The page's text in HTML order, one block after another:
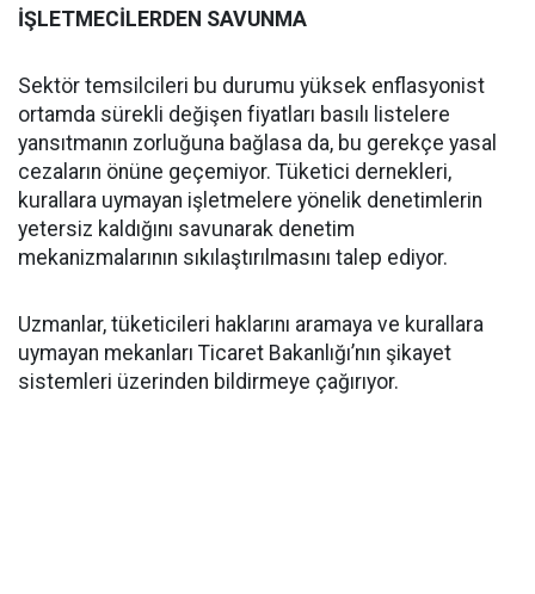
İŞLETMECİLERDEN SAVUNMA
Sektör temsilcileri bu durumu yüksek enflasyonist
ortamda sürekli değişen fiyatları basılı listelere
yansıtmanın zorluğuna bağlasa da, bu gerekçe yasal
cezaların önüne geçemiyor. Tüketici dernekleri,
kurallara uymayan işletmelere yönelik denetimlerin
yetersiz kaldığını savunarak denetim
mekanizmalarının sıkılaştırılmasını talep ediyor.
Uzmanlar, tüketicileri haklarını aramaya ve kurallara
uymayan mekanları Ticaret Bakanlığı’nın şikayet
sistemleri üzerinden bildirmeye çağırıyor.